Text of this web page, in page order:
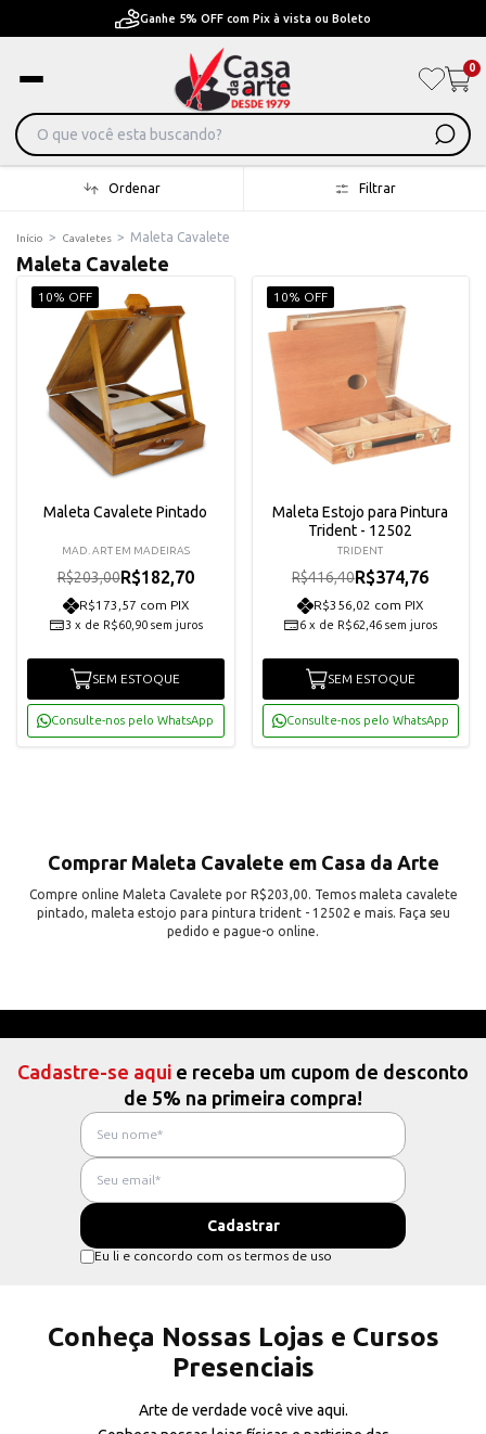
Ganhe 5% OFF com Pix à vista ou Boleto
0
Ordenar Filtrar
Início > Cavaletes > Maleta Cavalete
Maleta Cavalete
10% OFF
Maleta Cavalete Pintado
MAD. ART EM MADEIRAS
R$203,00R$182,70
R$173,57 com PIX
3 x de R$60,90 sem juros
SEM ESTOQUE
Consulte-nos pelo WhatsApp
10% OFF
Maleta Estojo para Pintura
Trident - 12502
TRIDENT
R$416,40R$374,76
R$356,02 com PIX
6 x de R$62,46 sem juros
SEM ESTOQUE
Consulte-nos pelo WhatsApp
Comprar Maleta Cavalete em Casa da Arte
Compre online Maleta Cavalete por R$203,00. Temos maleta cavalete
pintado, maleta estojo para pintura trident - 12502 e mais. Faça seu
pedido e pague-o online.
Cadastre-se aqui e receba um cupom de desconto
de 5% na primeira compra!
Eu li e concordo com os termos de uso
Conheça Nossas Lojas e Cursos
Presenciais
Arte de verdade você vive aqui.